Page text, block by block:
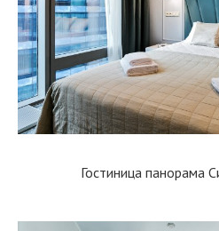
Гостиница панорама